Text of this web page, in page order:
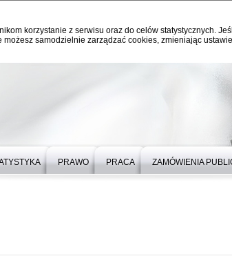
korzystanie z serwisu oraz do celów statystycznych.
samodzielnie zarządzać cookies, zmieniając
PRAWO PRACA ZAMÓWIENIA